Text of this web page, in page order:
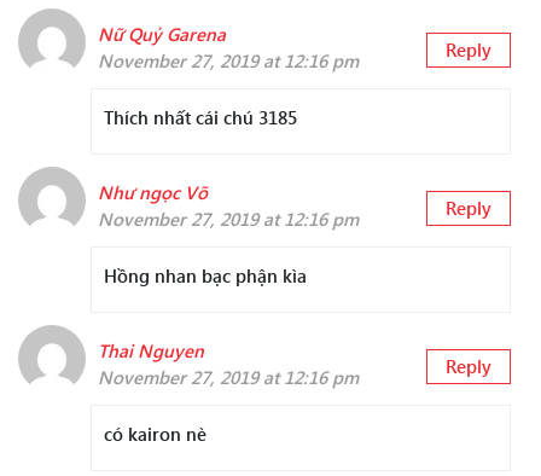
Nữ Quỷ Garena
November 27, 2019 at 12:16 pm
Reply
Thích nhất cái chú 3185
Như ngọc Võ
November 27, 2019 at 12:16 pm
Reply
Hồng nhan bạc phận kìa
Thai Nguyen
November 27, 2019 at 12:16 pm
Reply
có kairon nè